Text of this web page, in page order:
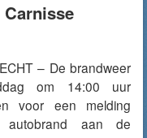
– De brandweer
om 14:00 uur
voor een melding
aan de